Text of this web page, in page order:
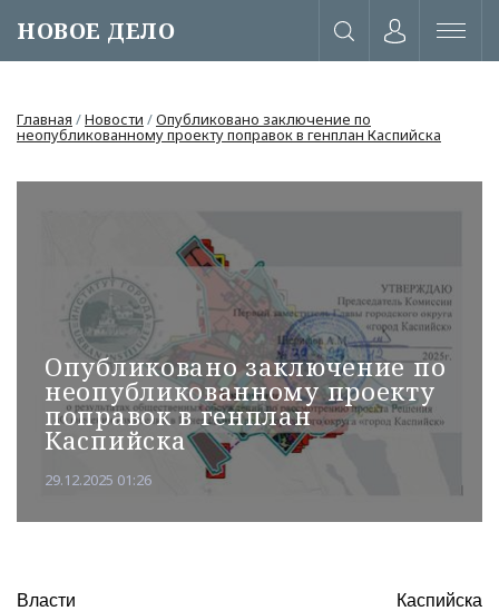
НОВОЕ ДЕЛО
или через соц. сети
Главная /Новости /Опубликовано заключение по
неопубликованному проекту поправок в генплан Каспийска
Опубликовано заключение по
неопубликованному проекту
поправок в генплан
Каспийска
29.12.2025 01:26
Власти Каспийска